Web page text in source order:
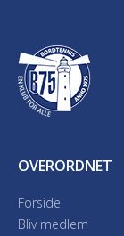
OVERORDNET
Forside
Bliv medlem